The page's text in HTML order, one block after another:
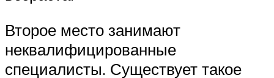
Второе место занимают
неквалифицированные
специалисты. Существует такое